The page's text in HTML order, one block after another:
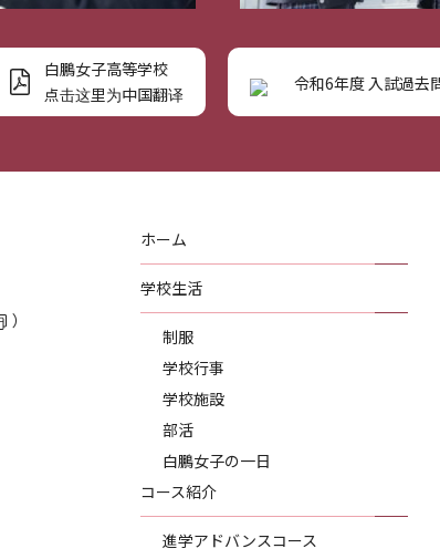
白鵬女子高等学校
点击这里为中国翻译
令和6年度 入試過去
）
ホーム
学校生活
制服
学校行事
学校施設
部活
白鵬女子の一日
コース紹介
進学アドバンスコース